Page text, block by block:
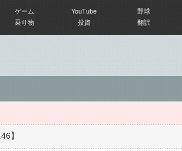
ゲーム YouTube 野球
乗り物 投資 翻訳
】